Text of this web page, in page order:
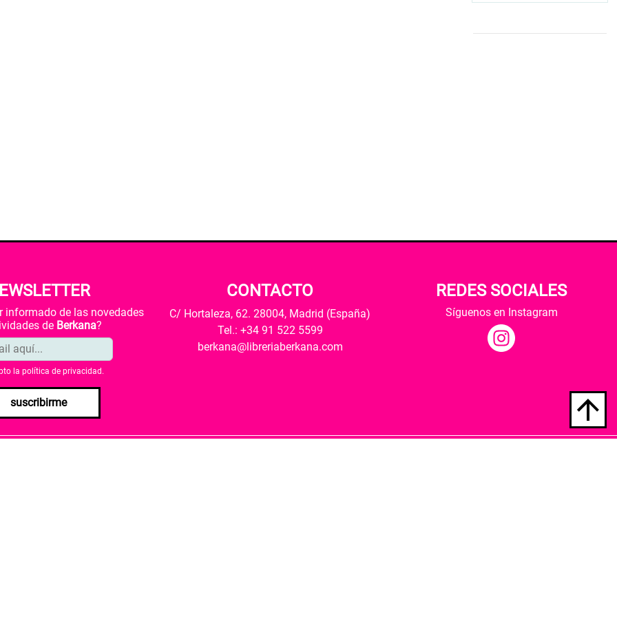
informado de las novedades
de Berkana?
la política de privacidad .
suscribirme
CONTACTO
C/ Hortaleza, 62. 28004, Madrid (España)
Tel.: +34 91 522 5599
berkana@libreriaberkana.com
REDES SOCIALES
Síguenos en Instagram